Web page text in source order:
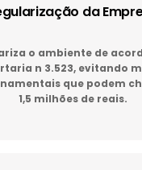
da
o ambiente de
n 3.523, evitando
que podem
1,5 milhões de reais.